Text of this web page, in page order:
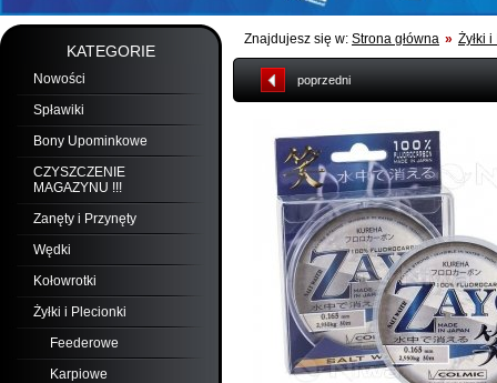
KATEGORIE
Nowości
Spławiki
Bony Upominkowe
CZYSZCZENIE
MAGAZYNU !!!
Zanęty i Przynęty
Wędki
Kołowrotki
Żyłki i Plecionki
Feederowe
Karpiowe
Znajdujesz się w: Strona główna » Żyłki
poprzedni